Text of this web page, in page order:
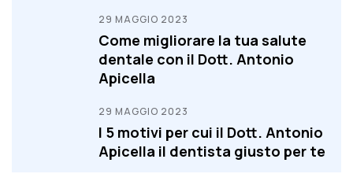
29 MAGGIO 2023
Come migliorare la tua salute
dentale con il Dott. Antonio
Apicella
29 MAGGIO 2023
I 5 motivi per cui il Dott. Antonio
Apicella il dentista giusto per te